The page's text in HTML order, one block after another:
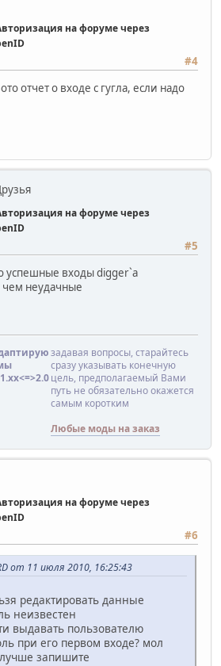
на форуме через
#4
отчет о входе с гугла, если надо
на форуме через
#5
успешные входы digger`a
неудачные
задавая вопросы, старайтесь
сразу указывать конечную
цель, предполагаемый Вами
путь не обязательно окажется
самым коротким
Любые моды на заказ
на форуме через
#6
от 11 июля 2010, 16:25:43
редактировать данные
неизвестен
выдавать пользователю
при его первом входе? мол
запишите